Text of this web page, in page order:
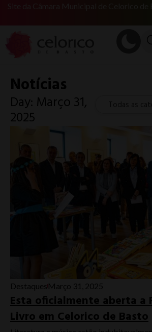
Notícias
Day: Março 31,
2025
Destaques Março 31, 2025
Esta oficialmente aberta a
Livro em Celorico de Basto